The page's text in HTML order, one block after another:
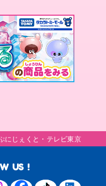
にじぇくと・テレビ東京
US !